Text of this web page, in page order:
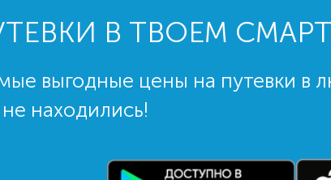
В ТВОЕМ
выгодные цены на путевки в
находились!